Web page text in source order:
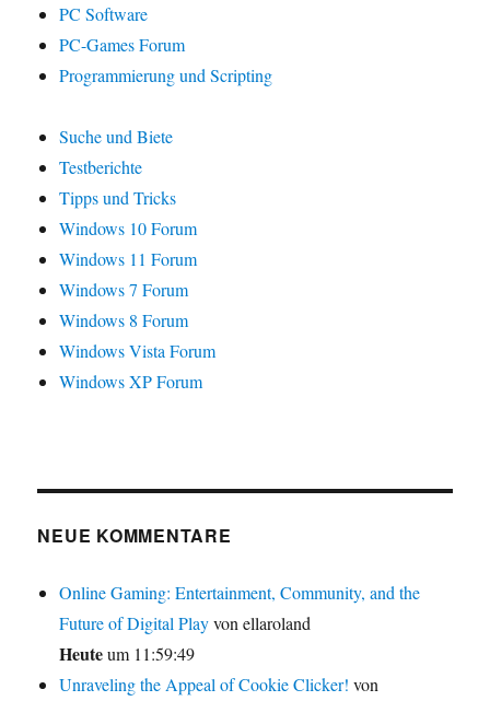
PC Software
PC-Games Forum
Programmierung und Scripting
Suche und Biete
Testberichte
Tipps und Tricks
Windows 10 Forum
Windows 11 Forum
Windows 7 Forum
Windows 8 Forum
Windows Vista Forum
Windows XP Forum
NEUE KOMMENTARE
Online Gaming: Entertainment, Community, and the
Future of Digital Playvon ellaroland
Heuteum 11:59:49
Unraveling the Appeal of Cookie Clicker! von